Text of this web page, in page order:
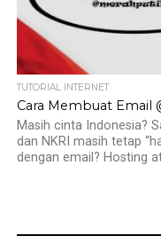
TUTORIAL INTERNET
Cara Membuat Email
Masih cinta Indonesia?
dan NKRI masih tetap
dengan email? Hosting